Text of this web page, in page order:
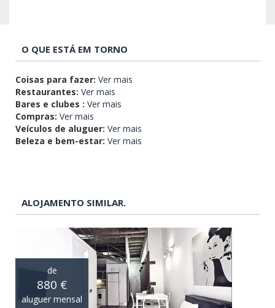
O QUE ESTÁ EM TORNO
Coisas para fazer: Ver mais
Restaurantes: Ver mais
Bares e clubes : Ver mais
Compras: Ver mais
Veículos de aluguer: Ver mais
Beleza e bem-estar: Ver mais
ALOJAMENTO SIMILAR.
de
880 €
aluguer mensal